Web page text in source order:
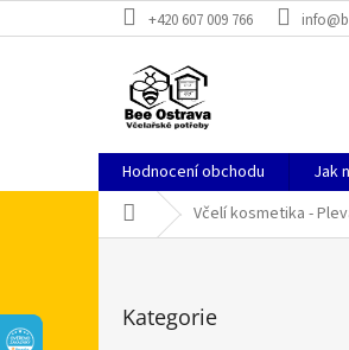
na
+420 607 009 766
Hodnocení obchodu Jak
Domů Včelí kosmetika -
kategorie
Kategorie